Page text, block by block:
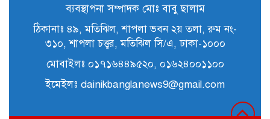
ব্যবস্থাপনা সম্পাদক মোঃ বাবু ছালাম
ঠিকানাঃ ৪৯, মতিঝিল, শাপলা ভবন ২য় তলা, রুম নং-
৩১০, শাপলা চত্ত্বর, মতিঝিল সি/এ, ঢাকা-১০০০
মোবাইলঃ ০১৭১৬৪৪৯৫২০, ০১৬২৪০০১১০০
ইমেইলঃ dainikbanglanews9@gmail.com